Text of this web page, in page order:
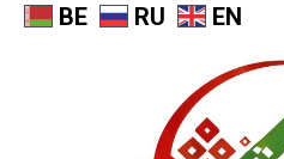
BE RU EN